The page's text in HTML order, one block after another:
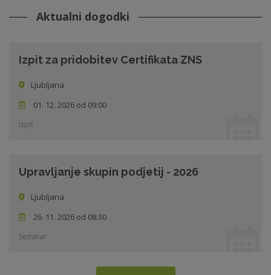
Aktualni dogodki
Izpit za pridobitev Certifikata ZNS
Ljubljana
01. 12. 2026 od 09:00
Izpit
Upravljanje skupin podjetij - 2026
Ljubljana
26. 11. 2026 od 08:30
Seminar